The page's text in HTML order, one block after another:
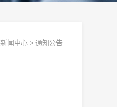
新闻中心 > 通知公告